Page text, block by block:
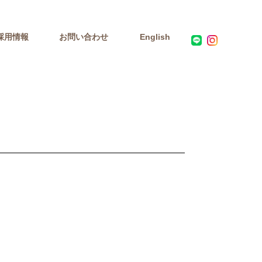
用情報 お問い合わせ English